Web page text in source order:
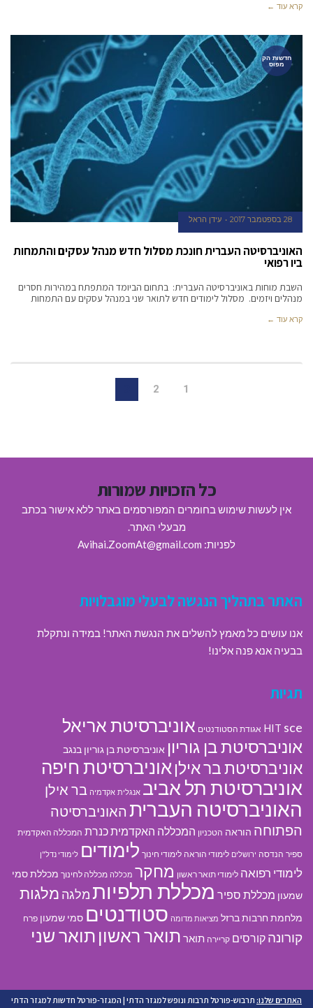
קרא עוד ←
חדשות הק
מפוס
28 בספטמבר 2017 עידן הראל
האוניברסיטה העברית חונכת מסלול חדש מנהל עסקים והתמחות
ביו רפואי
השבת מוחות באוניברסיטה העברית: בתחום הביומד המתפתח במהירות חסרים
מנהלים ויזמים. מסלול לימודים חדש לתואר שני במנהל עסקים עם התמחות
קרא עוד ←
1
2
כל הזכויות שמורות
אין לעשות שימוש בחומרים המפורסמים באתר ללא אישור בכתב
מבעלי האתר.
לפניות: Avihai.ZoomAt@gmail.com
האתר בתהליך הנגשה לבעלי מוגבלויות
אנו עושים כל מאמץ להשלים את הנגשת האתר! במידה ונתקלת
בבעיה אנא פנה אלינו!
תגיות
HIT sce אגודת הסטודנטים אוניברסיטת אריאל
אוניברסיטת בן גוריון אוניברסיטת בן גוריון בנגב
אוניברסיטת בר אילן אוניברסיטת חיפה
אוניברסיטת תל אביב אנגלית אקדמיה בר אילן
האוניברסיטה העברית האוניברסיטה
הפתוחה הוראה הטכניון המכללה האקדמית כנרת המכללה האקדמית
ספיר הנדסה ירושלים לימודי הוראה לימודי חינוך לימודים לימודי נדל"ן
לימודי רפואה לימודי תואר ראשון מחקר מכללה מכללה לחינוך מכללת סמי
שמעון מכללת ספיר מכללת תלפיות מלגה מלגות
מלחמת חרבות ברזל מציאות מדומה סטודנטים סמי שמעון פרח
קורונה קורסים קריירה תואר תואר ראשון תואר שני
האתרים שלנו: תרבוש-פורטל תרבות ונופש למגזר הדתי | המגזר-פורטל חדשות למגזר הדתי